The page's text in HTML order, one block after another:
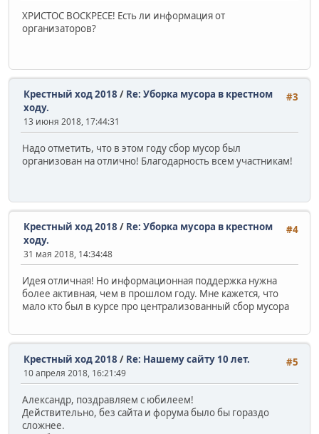
ХРИСТОС ВОСКРЕСЕ! Есть ли информация от
организаторов?
#3
Крестный ход 2018 / Re: Уборка мусора в крестном
ходу.
13 июня 2018, 17:44:31
Надо отметить, что в этом году сбор мусор был
организован на отлично! Благодарность всем участникам!
#4
Крестный ход 2018 / Re: Уборка мусора в крестном
ходу.
31 мая 2018, 14:34:48
Идея отличная! Но информационная поддержка нужна
более активная, чем в прошлом году. Мне кажется, что
мало кто был в курсе про централизованный сбор мусора
#5
Крестный ход 2018 / Re: Нашему сайту 10 лет.
10 апреля 2018, 16:21:49
Александр, поздравляем с юбилеем!
Действительно, без сайта и форума было бы гораздо
сложнее.